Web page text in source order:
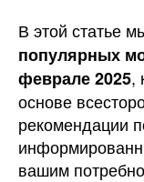
В этой статье
популярных
феврале 2025,
основе
рекомендации
вашим